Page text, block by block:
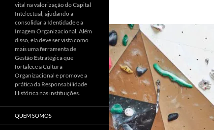
vital na valorização do Capital
Intelectual, ajudando a
consolidar a Identidade e a
Imagem Organizacional. Além
disso, ela deve ser vista como
mais uma ferramenta de
Gestão Estratégica que
fortalece a Cultura
Organizacional e promove a
prática da Responsabilidade
Histórica nas instituições.
QUEM SOMOS